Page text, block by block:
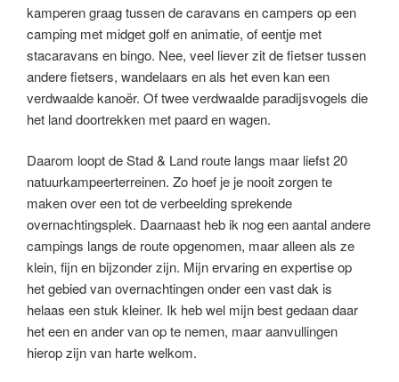
kamperen graag tussen de caravans en campers op een
camping met midget golf en animatie, of eentje met
stacaravans en bingo. Nee, veel liever zit de fietser tussen
andere fietsers, wandelaars en als het even kan een
verdwaalde kanoër. Of twee verdwaalde paradijsvogels die
het land doortrekken met paard en wagen.
Daarom loopt de Stad & Land route langs maar liefst 20
natuurkampeerterreinen. Zo hoef je je nooit zorgen te
maken over een tot de verbeelding sprekende
overnachtingsplek. Daarnaast heb ik nog een aantal andere
campings langs de route opgenomen, maar alleen als ze
klein, fijn en bijzonder zijn. Mijn ervaring en expertise op
het gebied van overnachtingen onder een vast dak is
helaas een stuk kleiner. Ik heb wel mijn best gedaan daar
het een en ander van op te nemen, maar aanvullingen
hierop zijn van harte welkom.